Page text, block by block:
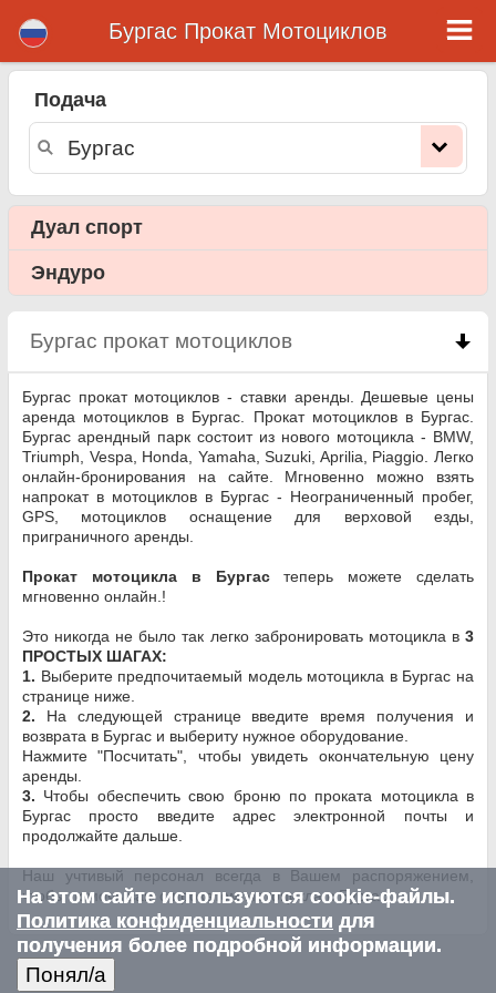
Бургас прокат
мотоциклов
Бургас прокат мотоциклов - ставки аренды. Дешевые цены аренда мотоциклов в Бургас. Прокат мотоциклов в Бургас.
Бургас арендный парк состоит из нового мотоцикла - BMW, Triumph, Vespa, Honda, Yamaha, Suzuki, Aprilia, Piaggio. Легко
мотоциклов оснащение для верховой езды, приграничного аренды.
Бургас Прокат Мотоциклов
Подача
Дуал спорт
Эндуро
Бургас прокат мотоциклов click to collapse
Бургас прокат мотоциклов - ставки аренды. Дешевые цены
аренда мотоциклов в Бургас. Прокат мотоциклов в Бургас.
Бургас арендный парк состоит из нового мотоцикла - BMW,
Triumph, Vespa, Honda, Yamaha, Suzuki, Aprilia, Piaggio. Легко
онлайн-бронирования на сайте. Мгновенно можно взять
напрокат в мотоциклов в Бургас - Неограниченный пробег,
GPS, мотоциклов оснащение для верховой езды,
приграничного аренды.
Прокат мотоцикла в Бургастеперь можете сделать
мгновенно онлайн.!
Это никогда не было так легко забронировать мотоцикла в 3
ПРОСТЫХ ШАГАХ:
1. Выберите предпочитаемый модель мотоцикла в Бургас на
странице ниже.
2. На следующей странице введите время получения и
возврата в Бургас и выбериту нужное оборудование.
Нажмите "Посчитать", чтобы увидеть окончательную цену
аренды.
3. Чтобы обеспечить свою броню по проката мотоцикла в
Бургас просто введите адрес электронной почты и
продолжайте дальше.
Наш учтивый персонал всегда в Вашем распоряжением,
чтобы помочь вам с прокатом мотоцикла в Бургас.
На этом сайте используются cookie-файлы.
Политика конфиденциальности для
получения более подробной информации.
Понял/a